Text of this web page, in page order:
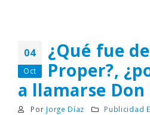
04
Oct
¿Qué fue
Proper?,
a llamarse
Por Jorge Díaz
Publicidad